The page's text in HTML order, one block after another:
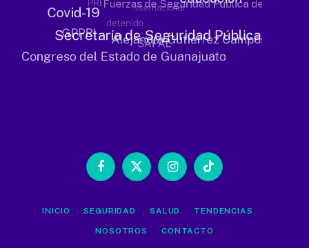
Facebook
X
InstagramTikTok
INICIO SEGURIDAD SALUD TENDENCIAS
NOSOTROS CONTACTO